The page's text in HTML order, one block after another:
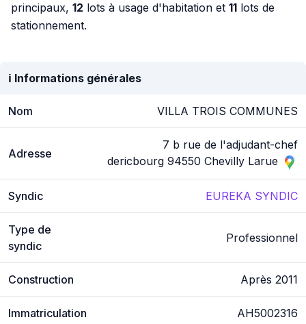
principaux, 12 lots à usage d'habitation et 11 lots de
stationnement.
ℹ️ Informations générales
Nom VILLA TROIS COMMUNES
Adresse
7 b rue de l'adjudant-chef
dericbourg 94550 Chevilly Larue
Syndic EUREKA SYNDIC
Type de
syndic
Professionnel
Construction Après 2011
Immatriculation AH5002316